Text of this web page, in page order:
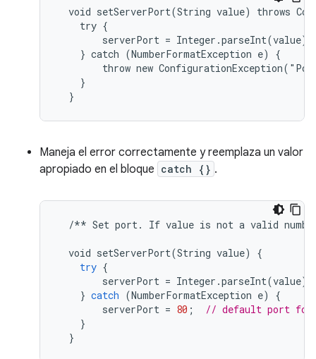
void setServerPort(String value) throws
    try {
        serverPort = Integer.parseInt(value);
    } catch (NumberFormatException e) {
throw new
    }
  }
Maneja el error correctamente y reemplaza un valor
apropiado en el bloque catch {} .
/** Set port. If value is not a valid
void setServerPort(String value)
{
try {
serverPort = Integer .parseInt(value);
} catch (NumberFormatException e)
{
serverPort = 80 ;
// default port for
}
}